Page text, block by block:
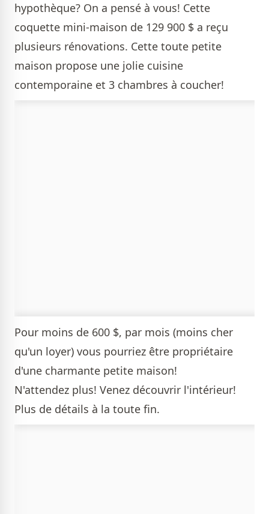
hypothèque? On a pensé à vous! Cette
coquette mini-maison de 129 900 $ a reçu
plusieurs rénovations. Cette toute petite
maison propose une jolie cuisine
contemporaine et 3 chambres à coucher!
Pour moins de 600 $, par mois (moins cher
qu'un loyer) vous pourriez être propriétaire
d'une charmante petite maison!
N'attendez plus! Venez découvrir l'intérieur!
Plus de détails à la toute fin.